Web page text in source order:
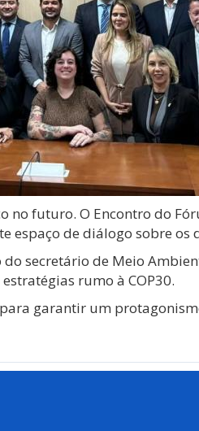
no futuro. O Encontro do
espaço de diálogo sobre os
secretário de Meio
rumo à COP30.
garantir um